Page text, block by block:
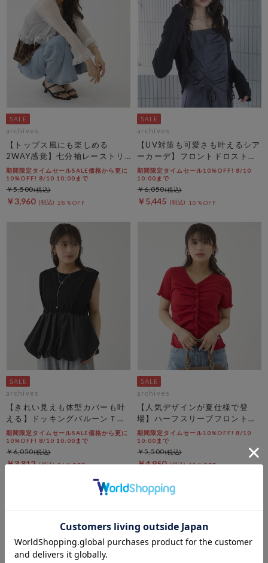
archives
【トップス風にも楽しめる
2WAY感覚】七分袖レーストリ
ム透かしニットカーディガン
期間限定タイムセールSALE価格から更に
10%OFF! 8/10 10:00まで
￥3,960 28％OFF
￥5,500
archives
【UV対策も可愛さも叶えるシア
ーカーデ】フロントドロストシ
アーニットカーディガン
期間限定タイムセール10%OFF! 8/10
10:00まで
￥5,445 10％OFF
￥6,050
archives
【きれい見えも体型カバーも叶
える】ドッキングバルーンＴＯ
ＰＳ
期間限定タイムセールSALE価格から更に
10%OFF! 8/10 10:00まで
￥3,812 36％OFF
￥6,050
archives
【人気デザインが夏仕様で登
場】ハーフスリーブフロントタ
ックカットＴＯＰＳ
期間限定タイムセール10%OFF! 8/10
10:00まで
￥4,950 10％OFF
￥5,500